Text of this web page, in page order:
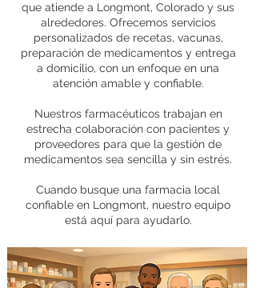
que atiende a Longmont, Colorado y sus
alrededores. Ofrecemos servicios
personalizados de recetas, vacunas,
preparación de medicamentos y entrega
a domicilio, con un enfoque en una
atención amable y confiable.
Nuestros farmacéuticos trabajan en
estrecha colaboración con pacientes y
proveedores para que la gestión de
medicamentos sea sencilla y sin estrés.
Cuando busque una farmacia local
confiable en Longmont, nuestro equipo
está aquí para ayudarlo.